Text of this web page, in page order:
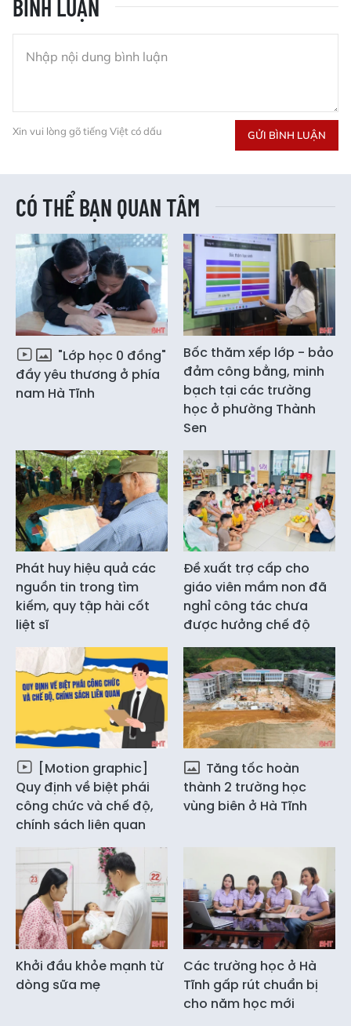
BÌNH LUẬN
Xin vui lòng gõ tiếng Việt có dấu GỬI BÌNH LUẬN
CÓ THỂ BẠN QUAN TÂM
"Lớp học 0 đồng"
đầy yêu thương ở phía
nam Hà Tĩnh
Bốc thăm xếp lớp - bảo
đảm công bằng, minh
bạch tại các trường
học ở phường Thành
Sen
Phát huy hiệu quả các
nguồn tin trong tìm
kiếm, quy tập hài cốt
liệt sĩ
Đề xuất trợ cấp cho
giáo viên mầm non đã
nghỉ công tác chưa
được hưởng chế độ
[Motion graphic]
Quy định về biệt phái
công chức và chế độ,
chính sách liên quan
Tăng tốc hoàn
thành 2 trường học
vùng biên ở Hà Tĩnh
Khởi đầu khỏe mạnh từ
dòng sữa mẹ
Các trường học ở Hà
Tĩnh gấp rút chuẩn bị
cho năm học mới